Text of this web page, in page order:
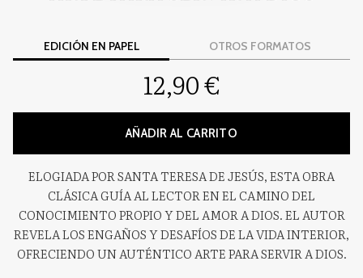
EDICIÓN EN PAPEL OTROS FORMATOS
12,90 €
AÑADIR AL CARRITO
ELOGIADA POR SANTA TERESA DE JESÚS, ESTA OBRA
CLÁSICA GUÍA AL LECTOR EN EL CAMINO DEL
CONOCIMIENTO PROPIO Y DEL AMOR A DIOS. EL AUTOR
REVELA LOS ENGAÑOS Y DESAFÍOS DE LA VIDA INTERIOR,
OFRECIENDO UN AUTÉNTICO ARTE PARA SERVIR A DIOS.